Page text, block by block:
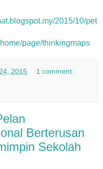
2015/10/pet
page/thinkingmaps
2015 1 comment:
Berterusan
Sekolah